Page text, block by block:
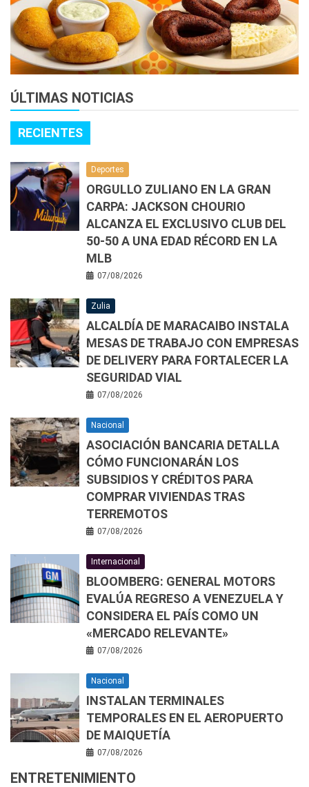
ÚLTIMAS NOTICIAS
RECIENTES
Deportes
ORGULLO ZULIANO EN LA GRAN
CARPA: JACKSON CHOURIO
ALCANZA EL EXCLUSIVO CLUB DEL
50-50 A UNA EDAD RÉCORD EN LA
MLB
07/08/2026
Zulia
ALCALDÍA DE MARACAIBO INSTALA
MESAS DE TRABAJO CON EMPRESAS
DE DELIVERY PARA FORTALECER LA
SEGURIDAD VIAL
07/08/2026
Nacional
ASOCIACIÓN BANCARIA DETALLA
CÓMO FUNCIONARÁN LOS
SUBSIDIOS Y CRÉDITOS PARA
COMPRAR VIVIENDAS TRAS
TERREMOTOS
07/08/2026
Internacional
BLOOMBERG: GENERAL MOTORS
EVALÚA REGRESO A VENEZUELA Y
CONSIDERA EL PAÍS COMO UN
«MERCADO RELEVANTE»
07/08/2026
Nacional
INSTALAN TERMINALES
TEMPORALES EN EL AEROPUERTO
DE MAIQUETÍA
07/08/2026
ENTRETENIMIENTO